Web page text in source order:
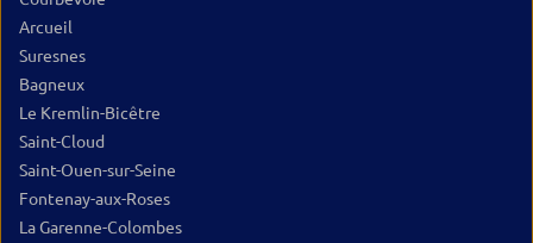
Arcueil
Suresnes
Bagneux
Le Kremlin-Bicêtre
Saint-Cloud
Saint-Ouen-sur-Seine
Fontenay-aux-Roses
La Garenne-Colombes